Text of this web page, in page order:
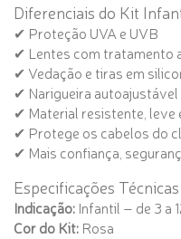
Diferenciais do Kit
✔ Proteção UVA e UVB
✔ Lentes com tratamento
✔ Vedação e tiras em
✔ Narigueira autoajustável
✔ Material resistente, leve
✔ Protege os cabelos do
✔ Mais confiança,
Especificações Técnicas
Indicação: Infantil – de 3 a
Cor do Kit: Rosa